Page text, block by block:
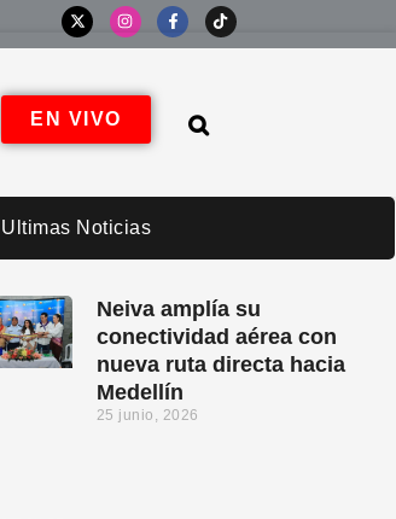
EN VIVO
Ultimas Noticias
Neiva amplía su
conectividad aérea con
nueva ruta directa hacia
Medellín
25 junio, 2026